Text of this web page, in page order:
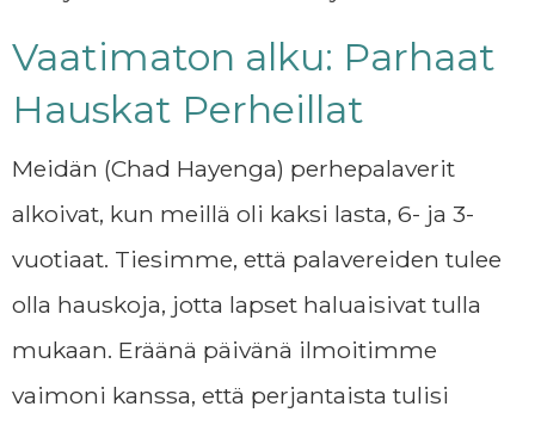
Vaatimaton alku: Parhaat
Hauskat Perheillat
Meidän (Chad Hayenga) perhepalaverit
alkoivat, kun meillä oli kaksi lasta, 6- ja 3-
vuotiaat. Tiesimme, että palavereiden tulee
olla hauskoja, jotta lapset haluaisivat tulla
mukaan. Eräänä päivänä ilmoitimme
vaimoni kanssa, että perjantaista tulisi